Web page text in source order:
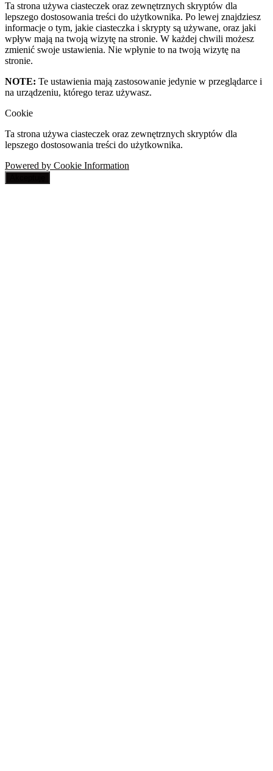
Ta strona używa ciasteczek oraz zewnętrznych skryptów dla
lepszego dostosowania treści do użytkownika. Po lewej znajdziesz
informacje o tym, jakie ciasteczka i skrypty są używane, oraz jaki
wpływ mają na twoją wizytę na stronie. W każdej chwili możesz
zmienić swoje ustawienia. Nie wpłynie to na twoją wizytę na
stronie.
NOTE: Te ustawienia mają zastosowanie jedynie w przeglądarce i
na urządzeniu, którego teraz używasz.
Cookie
Ta strona używa ciasteczek oraz zewnętrznych skryptów dla
lepszego dostosowania treści do użytkownika.
Powered by Cookie Information